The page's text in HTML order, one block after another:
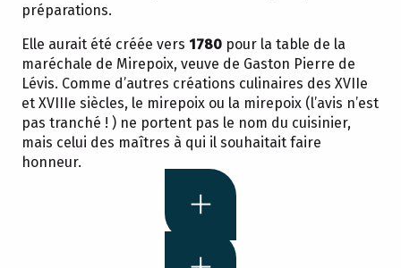
préparations.
Elle aurait été créée vers 1780 pour la table de la
maréchale de Mirepoix, veuve de Gaston Pierre de
Lévis. Comme d’autres créations culinaires des XVIIe
et XVIIIe siècles, le mirepoix ou la mirepoix (l’avis n’est
pas tranché ! ) ne portent pas le nom du cuisinier,
mais celui des maîtres à qui il souhaitait faire
honneur.